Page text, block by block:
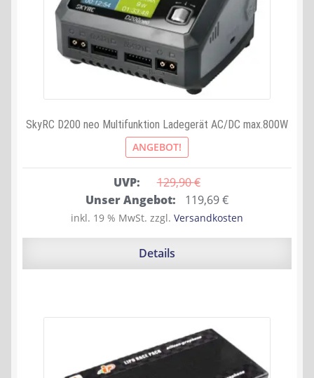
SkyRC D200 neo Multifunktion Ladegerät AC/DC max.800W
ANGEBOT!
UVP: 129,90 €
Ursprünglicher
Preis
war:
Unser Angebot: 119,69€Aktueller
Preis
ist:
inkl. 19 % MwSt. zzgl. Versandkosten
Details